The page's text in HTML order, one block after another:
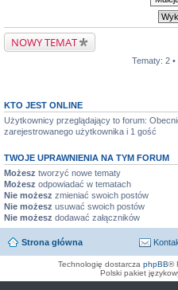
NOWY TEMAT
Tematy: 2
KTO JEST ONLINE
Użytkownicy przeglądający to forum:
zarejestrowanego użytkownika i 1 gość
TWOJE UPRAWNIENIA NA TYM FORUM
Możesz tworzyć nowe tematy
Możesz odpowiadać w tematach
Nie możesz zmieniać swoich postów
Nie możesz usuwać swoich postów
Nie możesz dodawać załączników
Strona główna
Technologię dostarcza phpBB®
Polski pakiet